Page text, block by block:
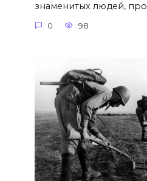
знаменитых людей, про
0 98